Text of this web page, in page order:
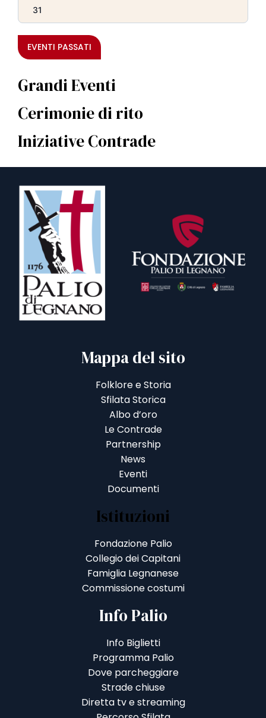
31
EVENTI PASSATI
Grandi Eventi
Cerimonie di rito
Iniziative Contrade
Mappa del sito
Folklore e Storia
Sfilata Storica
Albo d’oro
Le Contrade
Partnership
News
Eventi
Documenti
Istituzioni
Fondazione Palio
Collegio dei Capitani
Famiglia Legnanese
Commissione costumi
Info Palio
Info Biglietti
Programma Palio
Dove parcheggiare
Strade chiuse
Diretta tv e streaming